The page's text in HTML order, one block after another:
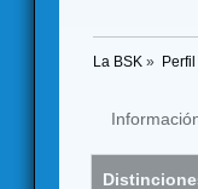
La BSK »